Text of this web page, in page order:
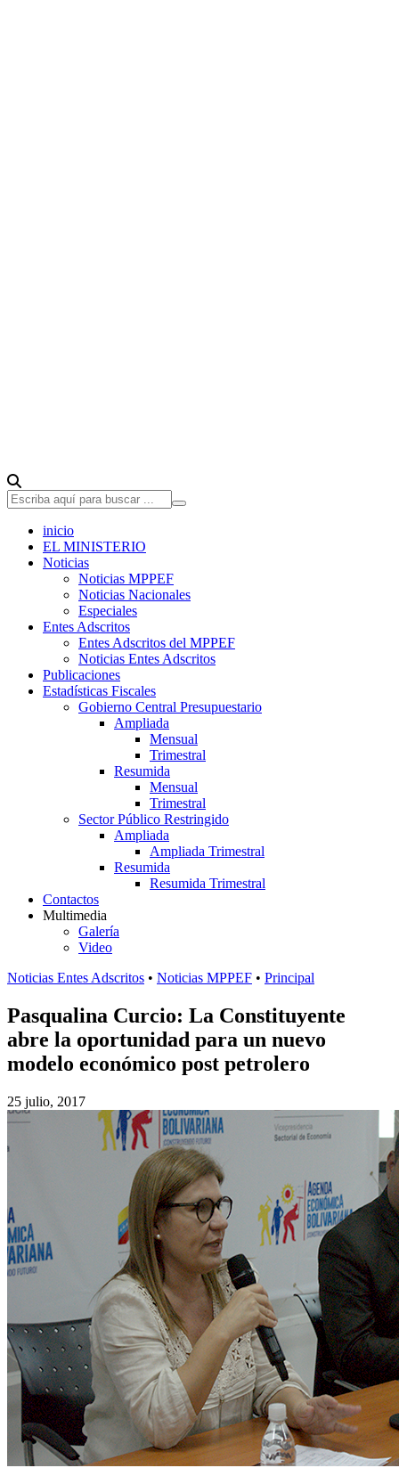
inicio
EL MINISTERIO
Noticias
Noticias MPPEF
Noticias Nacionales
Especiales
Entes Adscritos
Entes Adscritos del MPPEF
Noticias Entes Adscritos
Publicaciones
Estadísticas Fiscales
Gobierno Central Presupuestario
Ampliada
Mensual
Trimestral
Resumida
Mensual
Trimestral
Sector Público Restringido
Ampliada
Ampliada Trimestral
Resumida
Resumida Trimestral
Contactos
Multimedia
Galería
Video
Noticias Entes Adscritos • Noticias MPPEF • Principal
Pasqualina Curcio: La Constituyente
abre la oportunidad para un nuevo
modelo económico post petrolero
25 julio, 2017